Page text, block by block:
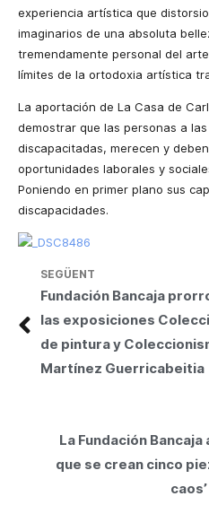
experiencia artística que
imaginarios de una absoluta
tremendamente personal del
límites de la ortodoxia artística
La aportación de La Casa de
demostrar que las personas a
discapacitadas, merecen y
oportunidades laborales y
Poniendo en primer plano sus
discapacidades.
La Fundación
que se crean cinco
SEGÜENT
Fundación Bancaja
las exposiciones
de pintura y
Martínez Guerricabeitia